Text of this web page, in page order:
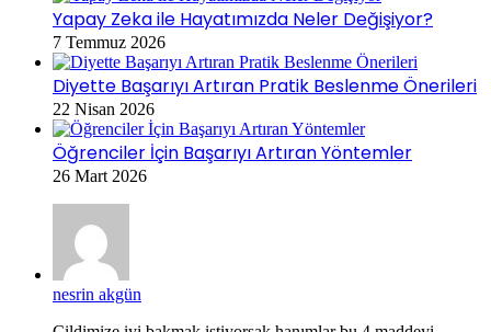
Yapay Zeka ile Hayatımızda Neler Değişiyor?
7 Temmuz 2026
Diyette Başarıyı Artıran Pratik Beslenme Önerileri
22 Nisan 2026
Öğrenciler İçin Başarıyı Artıran Yöntemler
26 Mart 2026
nesrin akgün